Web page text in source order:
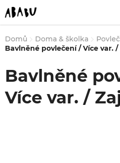
Přejít
na
obsah
Domů
Doma & školka
Bavlněné povlečení / Více var. /
Bavlněné
Více var. /